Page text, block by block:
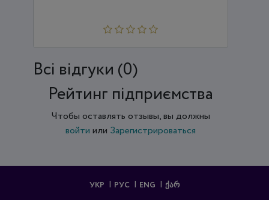
Всi відгуки (0)
Рейтинг підприємства
Чтобы оставлять отзывы, вы должны
войти или Зарегистрироваться
УКР РУС ENG ᲥᲐᲠ